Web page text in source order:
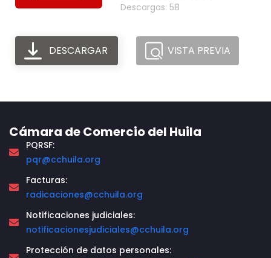
Descargas: 58
DESCARGAR VISTA PREVIA
Cámara de Comercio del Huila
PQRSF:
pqr@cchuila.org
Facturas:
radicaciones@cchuila.org
Notificaciones judiciales:
notificacionesjudiciales@cchuila.org
Protección de datos personales: